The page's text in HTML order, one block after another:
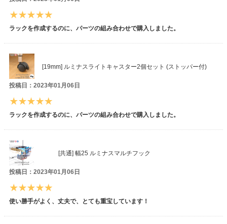
ラックを作成するのに、パーツの組み合わせで購入しました。
[19mm] ルミナスライトキャスター2個セット (ストッパー付)
投稿日：2023年01月06日
ラックを作成するのに、パーツの組み合わせで購入しました。
[共通] 幅25 ルミナスマルチフック
投稿日：2023年01月06日
使い勝手がよく、丈夫で、とても重宝しています！